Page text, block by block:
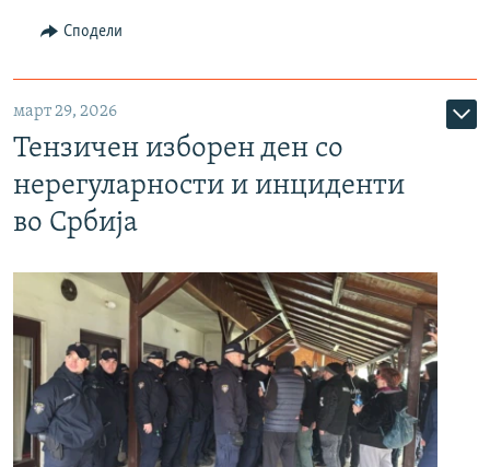
Сподели
март 29, 2026
Тензичен изборен ден со
нерегуларности и инциденти
во Србија